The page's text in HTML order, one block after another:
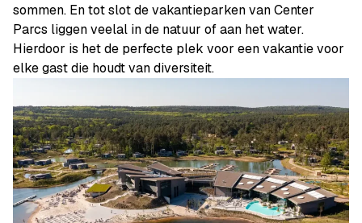
sommen. En tot slot de vakantieparken van Center
Parcs liggen veelal in de natuur of aan het water.
Hierdoor is het de perfecte plek voor een vakantie voor
elke gast die houdt van diversiteit.